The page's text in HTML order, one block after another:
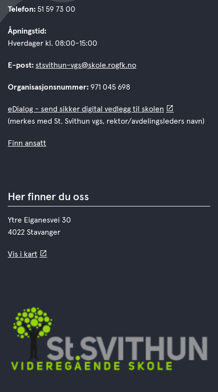
Telefon: 51 59 73 00
Åpningstid:
Hverdager kl. 08:00-15:00
E-post: stsvithun-vgs@skole.rogfk.no
Organisasjonsnummer: 971 045 698
eDialog - send sikker digital vedlegg til skolen
(merkes med St. Svithun vgs, rektor/avdelingsleders navn)
Finn ansatt
Her finner du oss
Ytre Eiganesvei 30
4022 Stavanger
Vis i kart